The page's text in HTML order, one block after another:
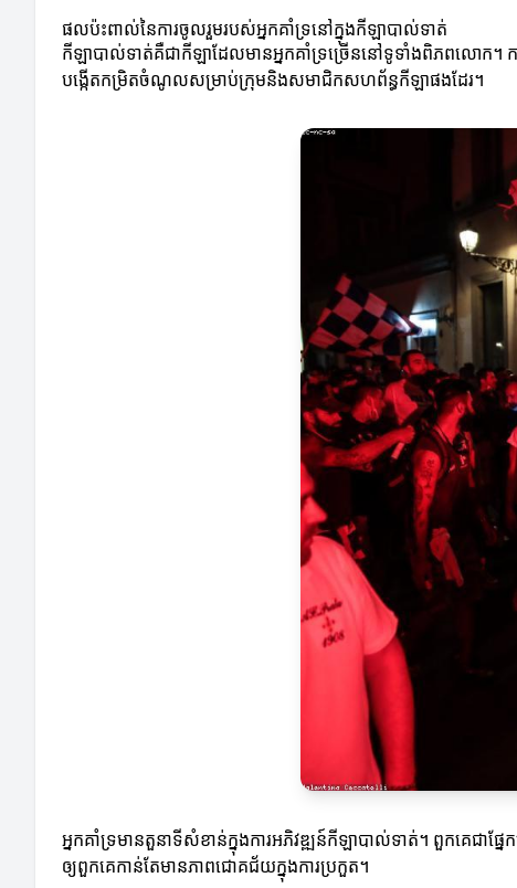
ផលប៉ះពាល់នៃការចូលរួមរបស់អ្នកគាំទ្រនៅក្នុងកីឡាបាល់ទាត់
កីឡាបាល់ទាត់គឺជាកីឡាដែលមានអ្នកគាំទ្រច្រើននៅទូទាំងពិភពលោក។ ក
បង្កើតកម្រិតចំណូលសម្រាប់ក្រុមនិងសមាជិកសហព័ន្ធកីឡាផងដែរ។
អ្នកគាំទ្រមានតួនាទីសំខាន់ក្នុងការអភិវឌ្ឍន៍កីឡាបាល់ទាត់។ ពួកគេជា
ឲ្យពួកគេកាន់តែមានភាពជោគជ័យក្នុងការប្រកួត។